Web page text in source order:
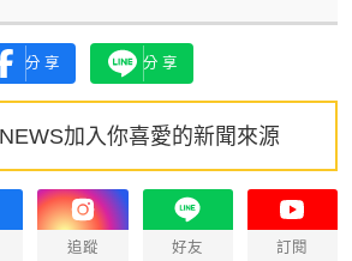
分享 分享
加入你喜愛的新聞來源
追蹤 好友 訂閱